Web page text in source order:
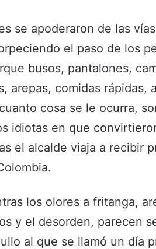
se apoderaron de las
el paso de los
busos, pantalones,
arepas, comidas rápidas,
cosa se le ocurra,
idiotas en que
el alcalde viaja a recibir
los olores a fritanga,
y el desorden, parecen
al que se llamó un día